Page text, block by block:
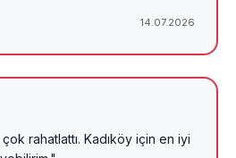
14.07.2026
çok rahatlattı. Kadıköy için en iyi